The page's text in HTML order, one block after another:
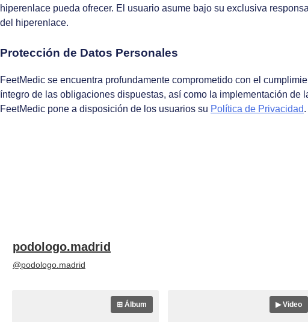
hiperenlace pueda ofrecer. El usuario asume bajo su exclusiva
del hiperenlace.
Protección de Datos Personales
FeetMedic se encuentra profundamente comprometido con el
íntegro de las obligaciones dispuestas, así como la implementación
FeetMedic pone a disposición de los usuarios su Política de Privacidad.
podologo.madrid
@podologo.madrid
⊞ Álbum ▶ Video